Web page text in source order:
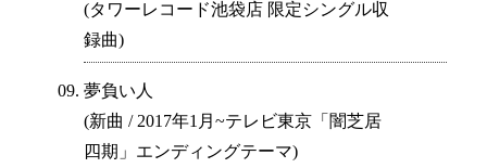
(タワーレコード池袋店 限定シングル収
録曲)
夢負い人
(新曲 / 2017年1月~テレビ東京「闇芝居
四期」エンディングテーマ)